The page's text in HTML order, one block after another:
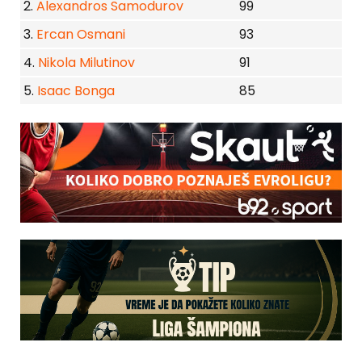
2. Alexandros Samodurov
99
3. Ercan Osmani
93
4. Nikola Milutinov
91
5. Isaac Bonga 85